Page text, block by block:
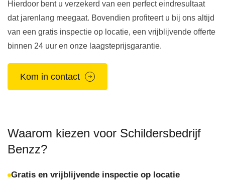
Hierdoor bent u verzekerd van een perfect eindresultaat
dat jarenlang meegaat. Bovendien profiteert u bij ons altijd
van een gratis inspectie op locatie, een vrijblijvende offerte
binnen 24 uur en onze laagsteprijsgarantie.
Kom in contact
Waarom kiezen voor Schildersbedrijf
Benzz?
Gratis en vrijblijvende inspectie op locatie